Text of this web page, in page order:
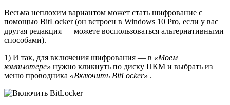
Весьма неплохим вариантом может стать шифрование с
помощью BitLocker (он встроен в Windows 10 Pro, если у вас
другая редакция — можете воспользоваться альтернативными
способами).
1) И так, для включения шифрования — в «Моем
компьютере» нужно кликнуть по диску ПКМ и выбрать из
меню проводника «Включить BitLocker» .